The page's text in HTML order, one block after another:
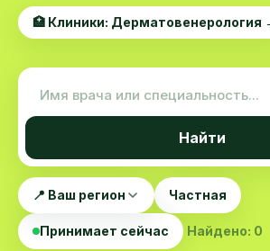
🏥 Клиники: Дерматовенерология
Найти
📍 Ваш регион Частная
Принимает сейчас Найдено: 0